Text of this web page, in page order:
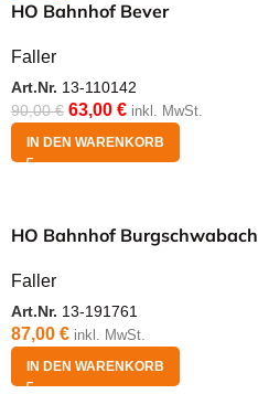
HO Bahnhof Bever
Faller
Art.Nr. 13-110142
90,00€ 63,00 € inkl. MwSt.
IN DEN WARENKORB
HO Bahnhof Burgschwabach
Faller
Art.Nr. 13-191761
87,00 € inkl. MwSt.
IN DEN WARENKORB